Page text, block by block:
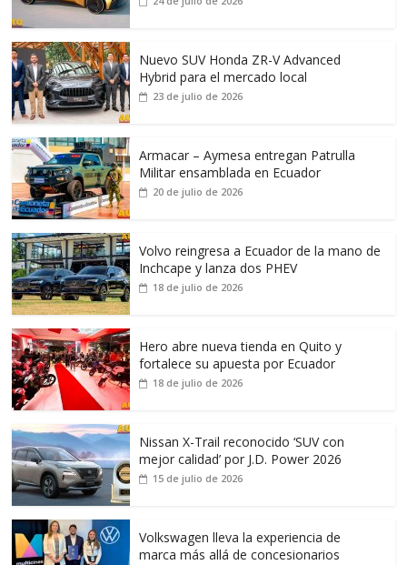
Nuevo SUV Honda ZR-V Advanced
Hybrid para el mercado local
23 de julio de 2026
Armacar – Aymesa entregan Patrulla
Militar ensamblada en Ecuador
20 de julio de 2026
Volvo reingresa a Ecuador de la mano de
Inchcape y lanza dos PHEV
18 de julio de 2026
Hero abre nueva tienda en Quito y
fortalece su apuesta por Ecuador
18 de julio de 2026
Nissan X-Trail reconocido ‘SUV con
mejor calidad’ por J.D. Power 2026
15 de julio de 2026
Volkswagen lleva la experiencia de
marca más allá de concesionarios